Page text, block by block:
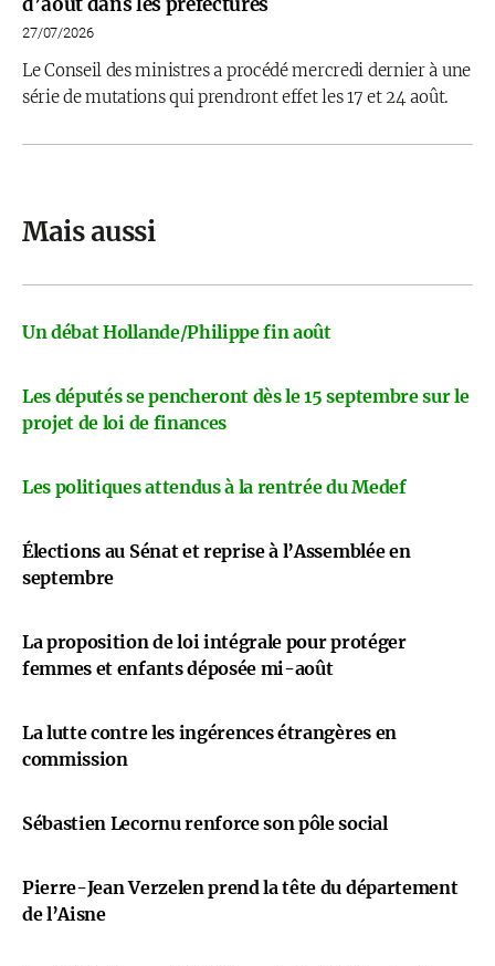
27/07/2026
Le Conseil des ministres a procédé mercredi dernier à une
série de mutations qui prendront effet les 17 et 24 août.
Mais aussi
Un débat Hollande/Philippe fin août
Les députés se pencheront dès le 15 septembre sur le
projet de loi de finances
Les politiques attendus à la rentrée du Medef
Élections au Sénat et reprise à l’Assemblée en
septembre
La proposition de loi intégrale pour protéger
femmes et enfants déposée mi-août
La lutte contre les ingérences étrangères en
commission
Sébastien Lecornu renforce son pôle social
Pierre-Jean Verzelen prend la tête du département
de l’Aisne